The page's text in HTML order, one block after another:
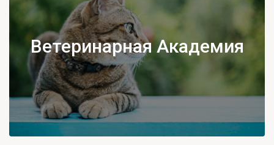
Ветеринарная Академия